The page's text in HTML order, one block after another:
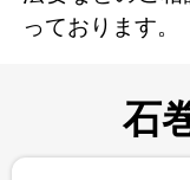
っております。
石